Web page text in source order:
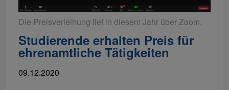
Die Preisverleihung lief in diesem Jahr über Zoom.
Studierende erhalten Preis für
ehrenamtliche Tätigkeiten
09.12.2020